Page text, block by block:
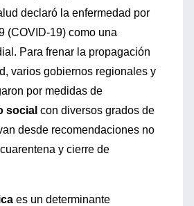
declaró la enfermedad por
(COVID-19) como una
Para frenar la propagación
varios gobiernos regionales y
por medidas de
social con diversos grados de
desde recomendaciones no
y cierre de
es un determinante